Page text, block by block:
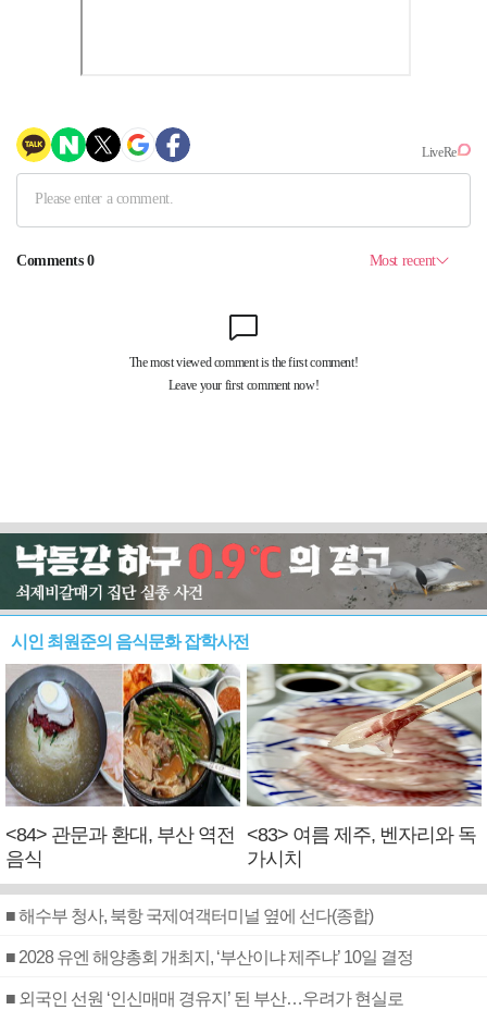
시인 최원준의 음식문화 잡학사전
<84> 관문과 환대, 부산 역전
음식
<83> 여름 제주, 벤자리와 독
가시치
■ 해수부 청사, 북항 국제여객터미널 옆에 선다(종합)
■ 2028 유엔 해양총회 개최지, ‘부산이냐 제주냐’ 10일 결정
■ 외국인 선원 ‘인신매매 경유지’ 된 부산…우려가 현실로